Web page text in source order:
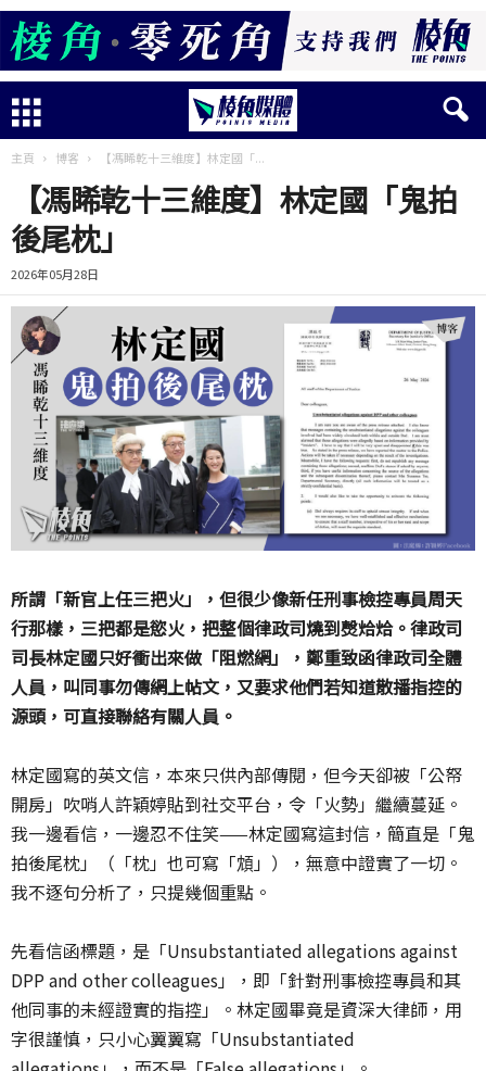
主頁 博客 【馮睎乾十三維度】林定國「...
【馮睎乾十三維度】林定國「鬼拍
後尾枕」
2026年05月28日
所謂「新官上任三把火」，但很少像新任刑事檢控專員周天
行那樣，三把都是慾火，把整個律政司燒到㷫烚烚。律政司
司長林定國只好衝出來做「阻燃網」，鄭重致函律政司全體
人員，叫同事勿傳網上帖文，又要求他們若知道散播指控的
源頭，可直接聯絡有關人員。
林定國寫的英文信，本來只供內部傳閱，但今天卻被「公帑
開房」吹哨人許穎婷貼到社交平台，令「火勢」繼續蔓延。
我一邊看信，一邊忍不住笑——林定國寫這封信，簡直是「鬼
拍後尾枕」（「枕」也可寫「䪴」），無意中證實了一切。
我不逐句分析了，只提幾個重點。
先看信函標題，是「Unsubstantiated allegations against
DPP and other colleagues」，即「針對刑事檢控專員和其
他同事的未經證實的指控」。林定國畢竟是資深大律師，用
字很謹慎，只小心翼翼寫「Unsubstantiated